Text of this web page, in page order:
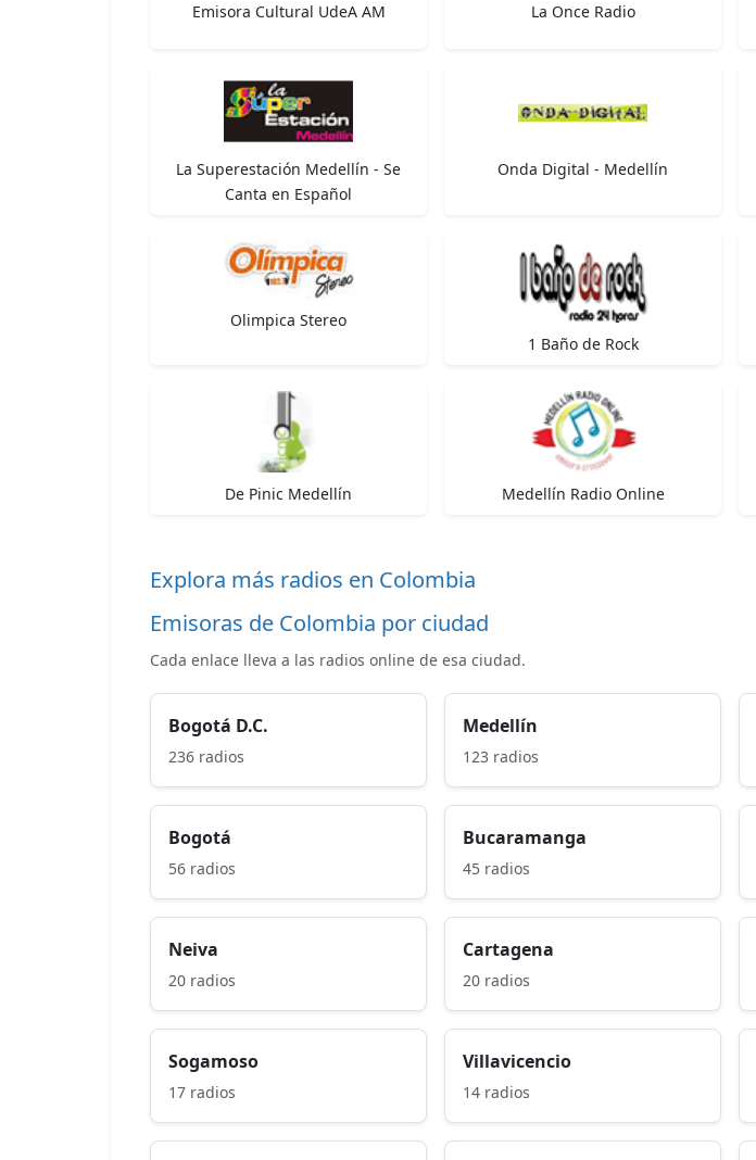
Emisora Cultural UdeA AM La Once Radio
La Superestación Medellín - Se
Canta en Español
Onda Digital - Medellín
Olimpica Stereo
1 Baño de Rock
De Pinic Medellín Medellín Radio Online
Explora más radios en Colombia
Emisoras de Colombia por ciudad
Cada enlace lleva a las radios online de esa ciudad.
Bogotá D.C.
236 radios
Medellín
123 radios
Bogotá
56 radios
Bucaramanga
45 radios
Neiva
20 radios
Cartagena
20 radios
Sogamoso
17 radios
Villavicencio
14 radios